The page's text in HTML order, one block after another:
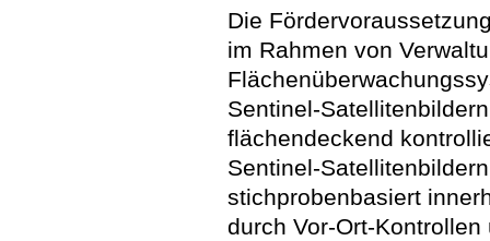
Die
im Rahmen von
Sentinel-
flächendeckend
Sentinel-
stichprobenbasiert
durch Vor-Ort-